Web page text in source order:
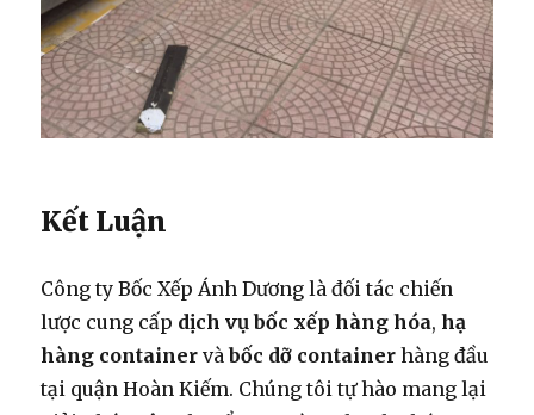
Kết Luận
Công ty Bốc Xếp Ánh Dương là đối tác chiến
lược cung cấp dịch vụ bốc xếp hàng hóa,hạ
hàng container vàbốc dỡ container hàng đầu
tại quận Hoàn Kiếm. Chúng tôi tự hào mang lại